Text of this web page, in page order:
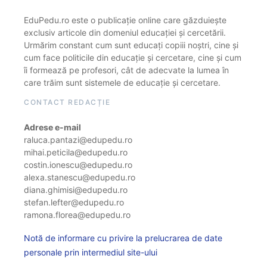
EduPedu.ro este o publicație online care găzduiește
exclusiv articole din domeniul educației și cercetării.
Urmărim constant cum sunt educați copiii noștri, cine și
cum face politicile din educație și cercetare, cine și cum
îi formează pe profesori, cât de adecvate la lumea în
care trăim sunt sistemele de educație și cercetare.
CONTACT REDACȚIE
Adrese e-mail
raluca.pantazi@edupedu.ro
mihai.peticila@edupedu.ro
costin.ionescu@edupedu.ro
alexa.stanescu@edupedu.ro
diana.ghimisi@edupedu.ro
stefan.lefter@edupedu.ro
ramona.florea@edupedu.ro
Notă de informare cu privire la prelucrarea de date
personale prin intermediul site-ului